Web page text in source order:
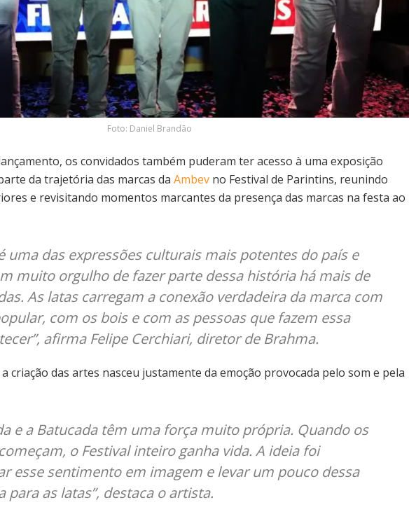
Foto: Daniel Brandão
os convidados também puderam ter acesso à uma exposição
da trajetória das marcas da Ambev no Festival de Parintins, reunindo
e revisitando momentos marcantes da presença das marcas na festa ao
uma das expressões culturais mais potentes do país e
muito orgulho de fazer parte dessa história há mais de
As latas carregam a conexão verdadeira da marca com
com os bois e com as pessoas que fazem essa
afirma Felipe Cerchiari, diretor de Brahma.
criação das artes nasceu justamente da emoção provocada pelo som e pela
e a Batucada têm uma força muito própria. Quando os
o Festival inteiro ganha vida. A ideia foi
esse sentimento em imagem e levar um pouco dessa
para as latas”, destaca o artista.